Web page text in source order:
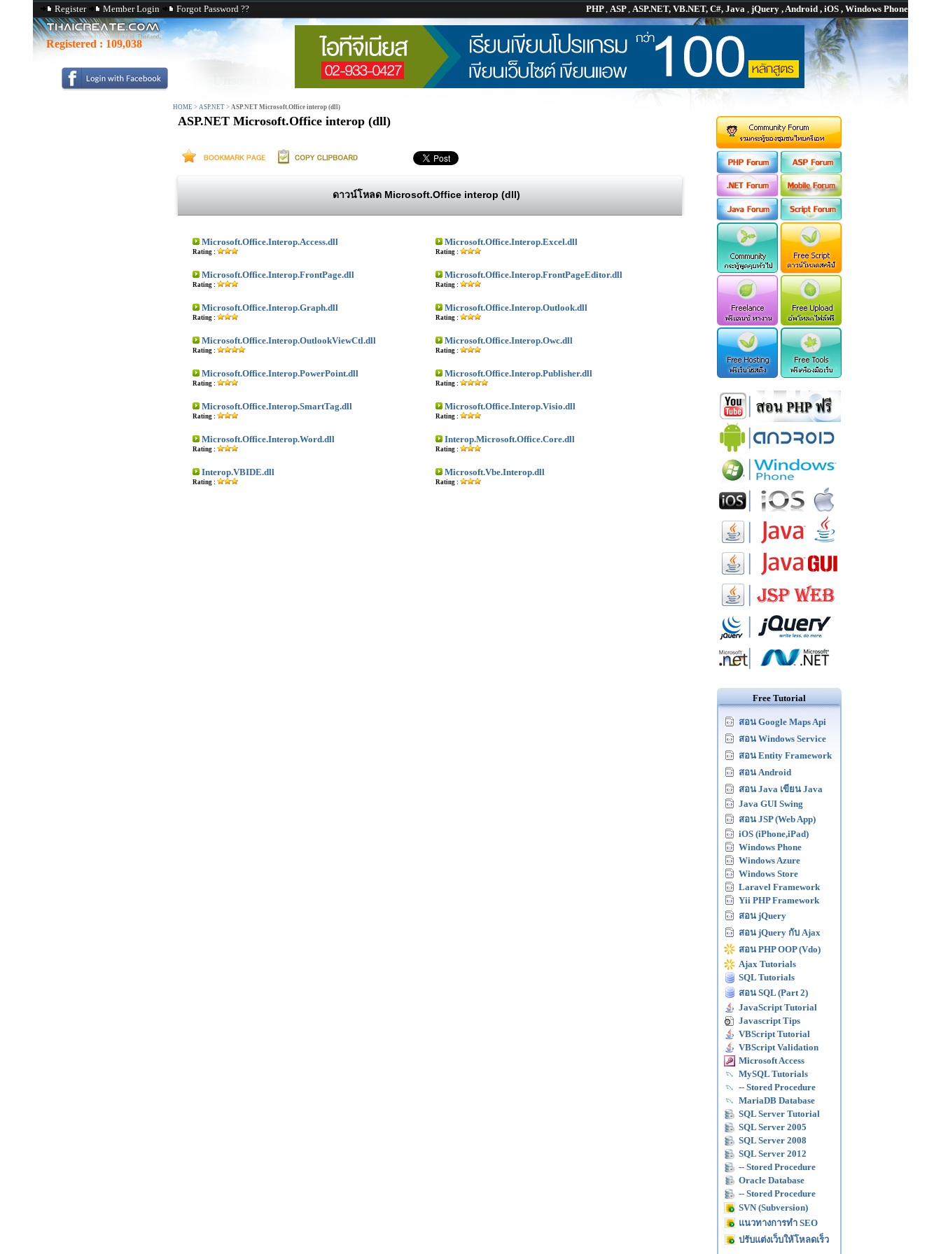
Register Member Login Forgot Password ?? PHP, ASP, ASP.NET, VB.NET, C#, Java , jQuery , Android , iOS , Windows Phone
Registered : 109,038
HOME > ASP.NET > ASP.NET Microsoft.Office interop (dll)
ASP.NET Microsoft.Office interop (dll)
ดาวน์โหลด Microsoft.Office interop (dll)
Microsoft.Office.Interop.Access.dll
Rating :
Microsoft.Office.Interop.Excel.dll
Rating :
Microsoft.Office.Interop.FrontPage.dll
Rating :
Microsoft.Office.Interop.FrontPageEditor.dll
Rating :
Microsoft.Office.Interop.Graph.dll
Rating :
Microsoft.Office.Interop.Outlook.dll
Rating :
Microsoft.Office.Interop.OutlookViewCtl.dll
Rating :
Microsoft.Office.Interop.Owc.dll
Rating :
Microsoft.Office.Interop.PowerPoint.dll
Rating :
Microsoft.Office.Interop.Publisher.dll
Rating :
Microsoft.Office.Interop.SmartTag.dll
Rating :
Microsoft.Office.Interop.Visio.dll
Rating :
Microsoft.Office.Interop.Word.dll
Rating :
Interop.Microsoft.Office.Core.dll
Rating :
Interop.VBIDE.dll
Rating :
Microsoft.Vbe.Interop.dll
Rating :
Free Tutorial
สอน Google Maps Api
สอน Windows Service
สอน Entity Framework
สอน Android
สอน Java เขียน Java
Java GUI Swing
สอน JSP (Web App)
iOS (iPhone,iPad)
Windows Phone
Windows Azure
Windows Store
Laravel Framework
Yii PHP Framework
สอน jQuery
สอน jQuery กับ Ajax
สอน PHP OOP (Vdo)
Ajax Tutorials
SQL Tutorials
สอน SQL (Part 2)
JavaScript Tutorial
Javascript Tips
VBScript Tutorial
VBScript Validation
Microsoft Access
MySQL Tutorials
-- Stored Procedure
MariaDB Database
SQL Server Tutorial
SQL Server 2005
SQL Server 2008
SQL Server 2012
-- Stored Procedure
Oracle Database
-- Stored Procedure
SVN (Subversion)
แนวทางการทำ SEO
ปรับแต่งเว็บให้โหลดเร็ว